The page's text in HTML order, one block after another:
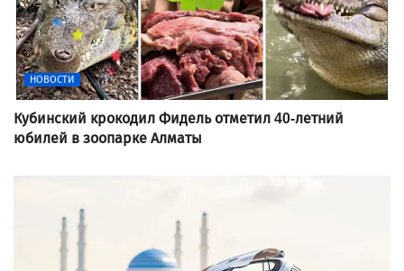
НОВОСТИ
Кубинский крокодил Фидель отметил 40-летний
юбилей в зоопарке Алматы